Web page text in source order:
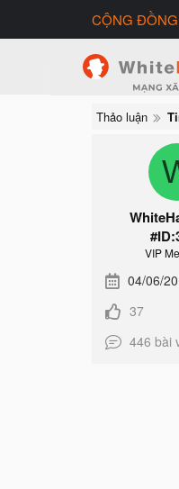
CỘNG
Thảo luận
VIP
04/06/
37
446 bài